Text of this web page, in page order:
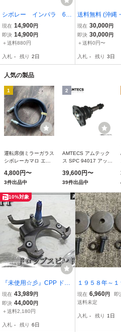
シボレー インパラ 60
5、500シリーズギヤボッ
クス用ホース CPP ギア
ボックス
現在 14,900円
即決 14,900円
＋送料880円
入札 - 残り 2日
送料無料 (沖縄
く) シボレー カ
インパラ KYB製
グレードショッ
現在 30,000円
即決 30,000円
＋送料0円〜
入札 - 残り 3日
人気の製品
1
運転席側ミラーガラス
シボレーカマロ エル
ポンティアックファイ
ヤーバード ポンティ
アックフィエロ コル
ベット
4,800円〜
3件出品中
2
AMTECS アムテック
ス SPC 94017 アッパ
ッド ボールジョイン
ト フロント用 ビュー
イック アポロ 1973〜
1974 Xボディ
39,600円〜
39件出品中
10%対象
『未使用☆彡』CPP ドロ
ップスピンドル モジュラ
ースピンドル 1個 1950
年〜1980年 アメ車 シボ
ラ ベルエア 等
現在 43,989円
即決 44,000円
＋送料2,180円
入札 - 残り 6日
１９５８年～
シボレーインパ
トアッパーコン
セット新品。ブ
現在 6,960円 即
送料未定
入札 - 残り 1日